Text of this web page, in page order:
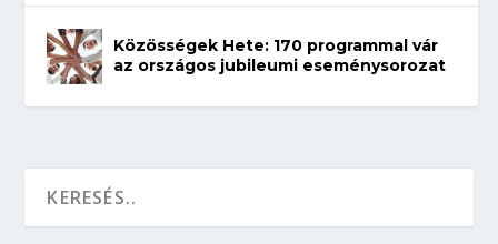
Közösségek Hete: 170 programmal vár
az országos jubileumi eseménysorozat